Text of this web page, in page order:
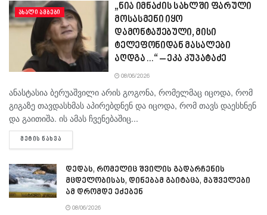
ᲐᲮᲐᲚᲘ ᲐᲛᲑᲔᲑᲘ
„ნია იმნაძის სახლში ფარული
მოსასმენი იყო
დამონტაჟებული, მისი
ტელეფონიდან მასალები
აღდგა…“ – ეკა კუპატაძე
08/06/2026
ანასტასია ბერუაშვილი არის გოგონა, რომელმაც იცოდა, რომ
გიგაზე თავდასხმას აპირებდნენ და იცოდა, რომ თავს დაესხნენ
და გაითიშა. ის ამას ჩვენებაშიც...
ᲛᲔᲢᲘᲡ ᲜᲐᲮᲕᲐ
დედას, რომელიც შვილის გადარჩენის
მცდელობისას, დინებამ გაიტაცა, მაშველები
ამ დრომდე ეძებენ
08/06/2026